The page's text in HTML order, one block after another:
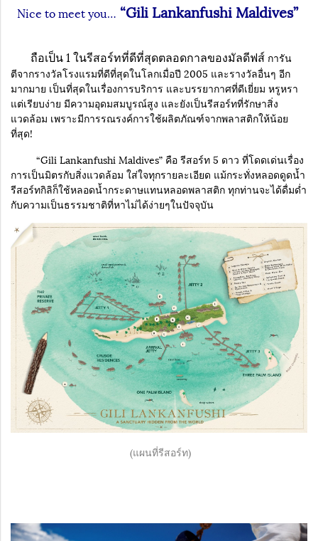
Nice to meet you… “Gili Lankanfushi Maldives”
ถือเป็น 1 ในรีสอร์ทที่ดีที่สุดตลอดกาลของมัลดีฟส์ การัน
ตีจากรางวัลโรงแรมที่ดีที่สุดในโลกเมื่อปี 2005 และรางวัลอื่นๆ อีก
มากมาย เป็นที่สุดในเรื่องการบริการ และบรรยากาศที่ดีเยี่ยม หรูหรา
แต่เรียบง่าย มีความอุดมสมบูรณ์สูง และยังเป็นรีสอร์ทที่รักษาสิ่ง
แวดล้อม เพราะมีการรณรงค์การใช้ผลิตภัณฑ์จากพลาสติกให้น้อย
ที่สุด!
“Gili Lankanfushi Maldives” คือ รีสอร์ท 5 ดาว ที่โดดเด่นเรื่อง
การเป็นมิตรกับสิ่งแวดล้อม ใส่ใจทุกรายละเอียด แม้กระทั่งหลอดดูดน้ำ
รีสอร์ทกิลิก็ใช้หลอดน้ำกระดาษแทนหลอดพลาสติก ทุกท่านจะได้ดื่มด่ำ
กับความเป็นธรรมชาติที่หาไม่ได้ง่ายๆในปัจจุบัน
(แผนที่รีสอร์ท)